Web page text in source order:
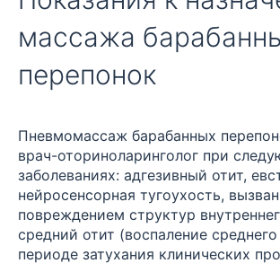
массажа
перепонок
Пневмомассаж барабанных
врач-оториноларинголог при
заболеваниях: адгезивный отит,
нейросенсорная тугоухость,
повреждением структур
средний отит (воспаление
периоде затухания клинических